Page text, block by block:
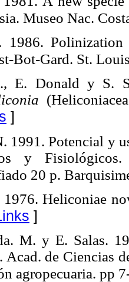
Museo Nac.
1986.
Bot-Gard. St.
E. Donald y S.
]
1991. Potencial y
y
20 p.
Heliconiae
]
M. y E. Salas.
Acad. de Ciencias
agropecuaria. pp